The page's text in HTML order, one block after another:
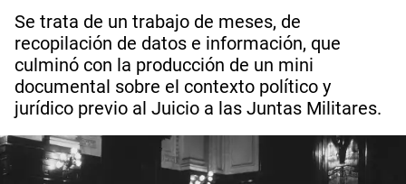
Se trata de un trabajo de meses, de
recopilación de datos e información, que
culminó con la producción de un mini
documental sobre el contexto político y
jurídico previo al Juicio a las Juntas Militares.